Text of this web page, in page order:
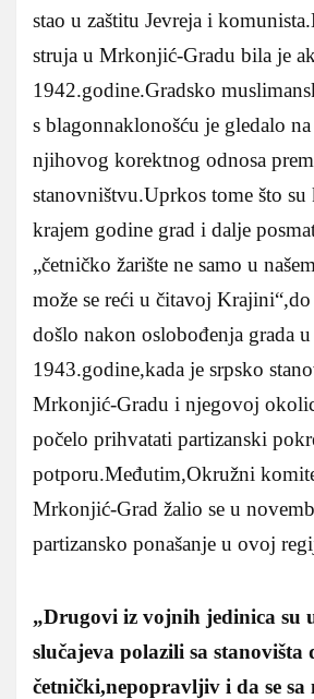
stao u zaštitu Jevreja i
struja u Mrkonjić-Gradu bila je
1942.godine.Gradsko
s blagonnaklonošću je gledalo
njihovog korektnog odnosa
stanovništvu.Uprkos tome što
krajem godine grad i dalje
„četničko žarište ne samo u
može se reći u čitavoj
došlo nakon oslobođenja grada u
1943.godine,kada je srpsko
Mrkonjić-Gradu i njegovoj
počelo prihvatati partizanski
potporu.Međutim,Okružni
Mrkonjić-Grad žalio se u
partizansko ponašanje u ovoj
„Drugovi iz vojnih jedinica su
slučajeva polazili sa
četnički,nepopravljiv i da se sa